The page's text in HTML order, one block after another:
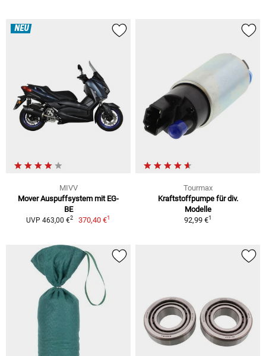
NEU
MIVV
Mover Auspuffsystem mit EG-
BE
UVP 463,00 €2 370,40 €1
Tourmax
Kraftstoffpumpe für div.
Modelle
92,99 €1